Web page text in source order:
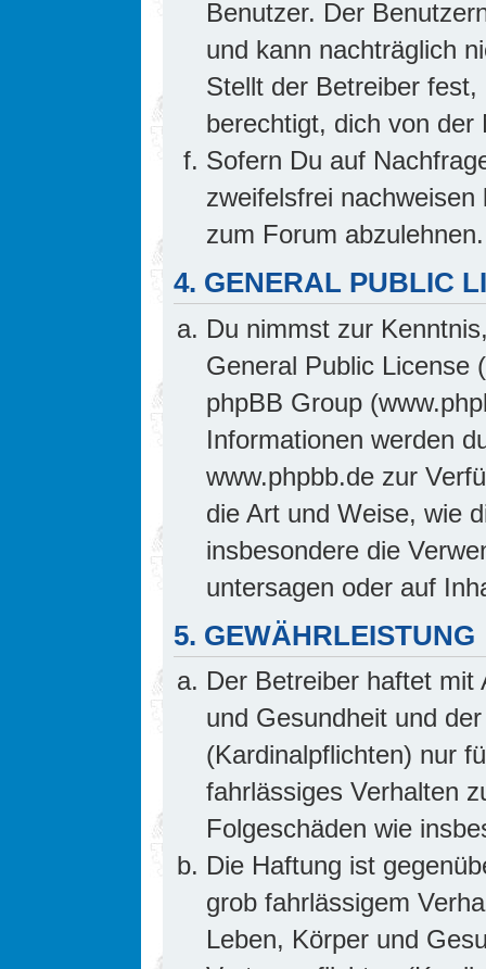
Benutzer. Der
und kann nachträglich
Stellt der Betreiber
berechtigt, dich von
Sofern Du auf
zweifelsfrei
zum Forum abzulehnen.
4. GENERAL PUBLIC
Du nimmst zur
General Public License
phpBB Group
Informationen werden
www.phpbb.de zur
die Art und Weise, wie
insbesondere die
untersagen oder auf
5. GEWÄHRLEISTUNG
Der Betreiber haftet mit
und Gesundheit und
(Kardinalpflichten) nur
fahrlässiges Verhalten
Folgeschäden wie
Die Haftung ist
grob fahrlässigem
Leben, Körper und